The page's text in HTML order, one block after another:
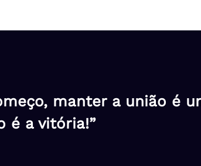
manter a união é
é a vitória!”